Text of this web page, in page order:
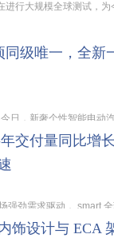
进行大规模全球测试，为
级唯一，全新
日，新奢个性智能电动
交付量同比增
强劲需求驱动， smart
饰设计与 ECA